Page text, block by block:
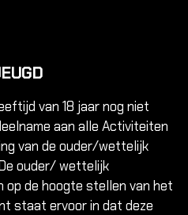
van 18 jaar nog niet
aan alle Activiteiten
van de ouder/wettelijk
ouder/ wettelijk
op de hoogte stellen van het
staat ervoor in dat deze